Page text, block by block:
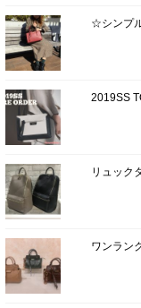
☆シンプ
2019SS
リュック
ワンラン